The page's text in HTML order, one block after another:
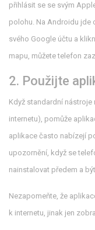
přihlásit se se svým
polohu. Na Androidu jde
svého Google účtu a
mapu, můžete telefon
2. Použijte
Když standardní
internetu), pomůže
aplikace často nabízejí
upozornění, když se
nainstalovat předem a
Nezapomeňte, že
k internetu, jinak jen